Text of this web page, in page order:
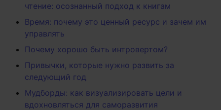
чтение: осознанный подход к книгам
Время: почему это ценный ресурс и зачем им
управлять
Почему хорошо быть интровертом?
Привычки, которые нужно развить за
следующий год
Мудборды: как визуализировать цели и
вдохновляться для саморазвития